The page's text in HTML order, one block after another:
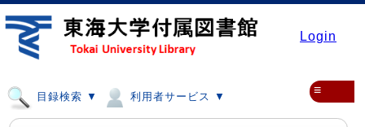
Login
目録検索 ▼ 利用者サービス ▼ ≡